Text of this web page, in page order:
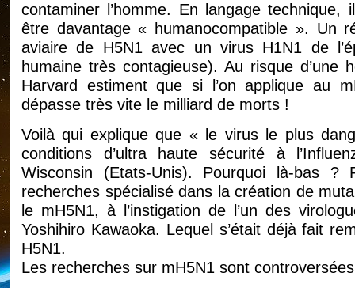
contaminer l’homme. En langage technique,
être davantage « humanocompatible ». Un
aviaire de H5N1 avec un virus H1N1 de
humaine très contagieuse). Au risque
Harvard estiment que si l’on applique au
dépasse très vite le milliard de morts !
Voilà qui explique que « le virus le plus
conditions d’ultra haute sécurité à
Wisconsin (Etats-Unis). Pourquoi là-bas
recherches spécialisé dans la création de
le mH5N1, à l’instigation de l’un des
Yoshihiro Kawaoka. Lequel s’était déjà fait
H5N1.
Les recherches sur mH5N1 sont